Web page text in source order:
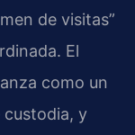
de visitas”
El
como un
custodia, y